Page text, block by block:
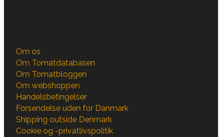
Om os
Om Tomatdatabasen
Om Tomatbloggen
Om webshoppen
Handelsbetingelser
Forsendelse uden for Danmark
Shipping outside Denmark
Cookie og -privatlivspolitik